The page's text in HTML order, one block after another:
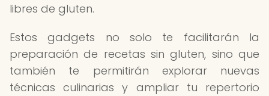
libres de gluten.
Estos gadgets no solo te facilitarán la
preparación de recetas sin gluten, sino que
también te permitirán explorar nuevas
técnicas culinarias y ampliar tu repertorio